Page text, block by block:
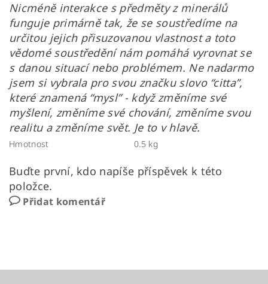
Nicméně interakce s předměty z minerálů
funguje primárně tak, že se soustředíme na
určitou jejich přisuzovanou vlastnost a toto
vědomé soustředění nám pomáhá vyrovnat se
s danou situací nebo problémem. Ne nadarmo
jsem si vybrala pro svou značku slovo “citta”,
které znamená “mysl” - když změníme své
myšlení, změníme své chování, změníme svou
realitu a změníme svět. Je to v hlavě.
Hmotnost 0.5 kg
Buďte první, kdo napíše příspěvek k této
položce.
Přidat komentář